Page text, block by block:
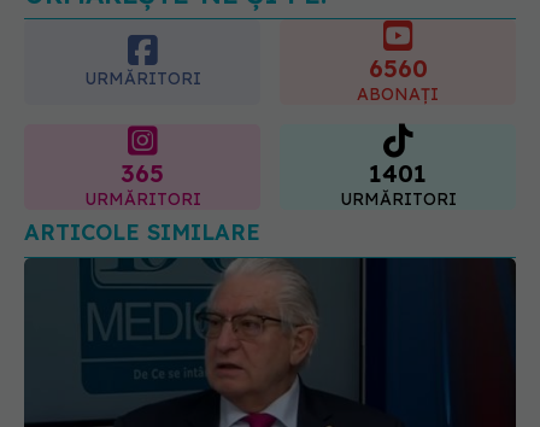
365
URMĂRITORI
1401
URMĂRITORI
ARTICOLE SIMILARE